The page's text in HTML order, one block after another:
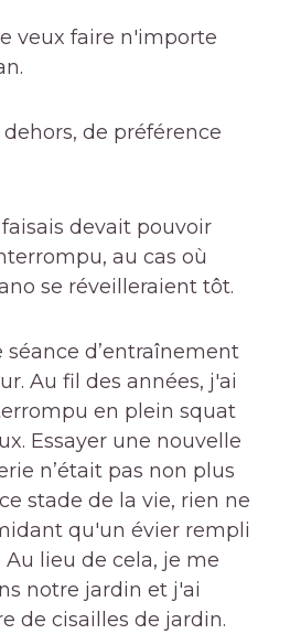
veux faire n'importe
de préférence
devait pouvoir
au cas où
se réveilleraient tôt.
d’entraînement
Au fil des années, j'ai
en plein squat
Essayer une nouvelle
n’était pas non plus
stade de la vie, rien ne
qu'un évier rempli
Au lieu de cela, je me
notre jardin et j'ai
de cisailles de jardin.